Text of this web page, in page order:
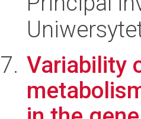
Variability